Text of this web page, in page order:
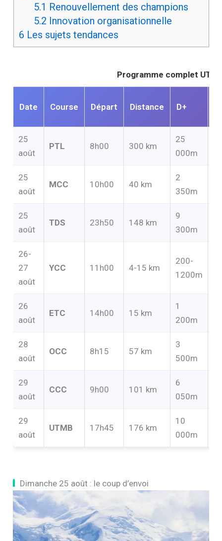
5.1 Renouvellement des champions
5.2 Innovation organisationnelle
6 Les sujets tendances
Programme complet
Date Course Départ Distance D+
25
août
PTL 8h00 300 km
25
000m
25
août
MCC 10h00 40 km
2
350m
25
août
TDS 23h50 148 km
9
300m
26-
27
août
YCC 11h00 4-15 km
200-
1200m
26
août
ETC 14h00 15 km
1
200m
28
août
OCC 8h15 57 km
3
500m
29
août
CCC 9h00 101 km
6
050m
29
août
UTMB 17h45 176 km
10
000m
Dimanche 25 août : le coup d’envoi